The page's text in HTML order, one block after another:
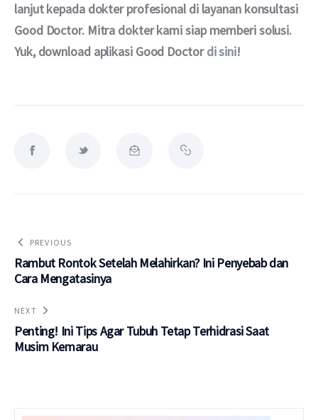
lanjut kepada dokter profesional di layanan konsultasi
Good Doctor. Mitra dokter kami siap memberi solusi.
Yuk, download aplikasi Good Doctor di sini!
PREVIOUS
Rambut Rontok Setelah Melahirkan? Ini Penyebab dan
Cara Mengatasinya
NEXT
Penting! Ini Tips Agar Tubuh Tetap Terhidrasi Saat
Musim Kemarau